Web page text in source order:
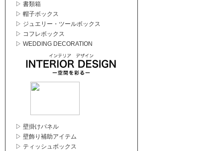
▷ 書類箱
▷ 帽子ボックス
▷ ジュエリー・ツールボックス
▷ コフレボックス
▷ WEDDING DECORATION
▷ 壁掛けパネル
▷ 壁飾り補助アイテム
▷ ティッシュボックス